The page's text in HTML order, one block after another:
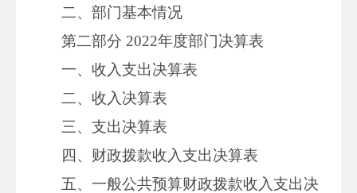
二、部门基本情况
第二部分 2022年度部门决算表
一、收入支出决算表
二、收入决算表
三、支出决算表
四、财政拨款收入支出决算表
五、一般公共预算财政拨款收入支出决